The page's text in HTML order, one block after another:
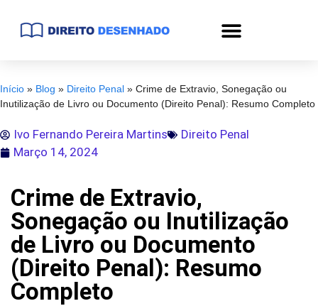
Início » Blog » Direito Penal » Crime de Extravio, Sonegação ou
Inutilização de Livro ou Documento (Direito Penal): Resumo Completo
Ivo Fernando Pereira Martins
Direito Penal
Março 14, 2024
Crime de Extravio,
Sonegação ou Inutilização
de Livro ou Documento
(Direito Penal): Resumo
Completo